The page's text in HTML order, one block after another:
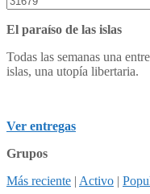
El paraíso de las islas
Todas las semanas una
islas, una utopía libertaria.
Ver entregas
Grupos
Más reciente | Activo |